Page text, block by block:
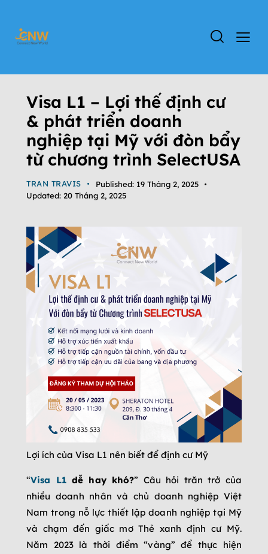
Visa L1 – Lợi thế định cư
& phát triển doanh
nghiệp tại Mỹ với đòn bẩy
từ chương trình SelectUSA
TRAN TRAVIS Published: 19 Tháng 2, 2025
Updated: 20 Tháng 2, 2025
Lợi ích của Visa L1 nên biết để định cư Mỹ
“Visa L1dễ hay khó?” Câu hỏi trăn trở của
nhiều doanh nhân và chủ doanh nghiệp Việt
Nam trong nỗ lực thiết lập doanh nghiệp tại Mỹ
và chạm đến giấc mơ Thẻ xanh định cư Mỹ.
Năm 2023 là thời điểm “vàng” để thực hiện